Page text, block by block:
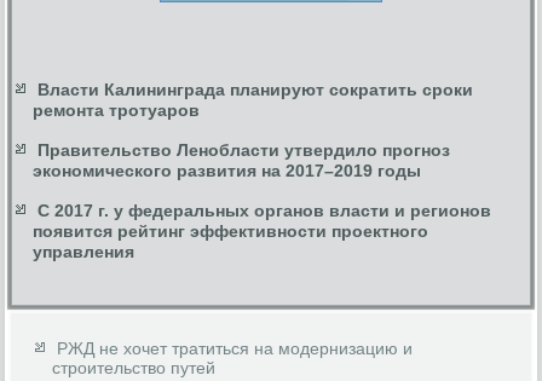
Власти Калининграда планируют сократить сроки
ремонта тротуаров
Правительство Ленобласти утвердило прогноз
экономического развития на 2017–2019 годы
С 2017 г. у федеральных органов власти и регионов
появится рейтинг эффективности проектного
управления
РЖД не хочет тратиться на модернизацию и
строительство путей